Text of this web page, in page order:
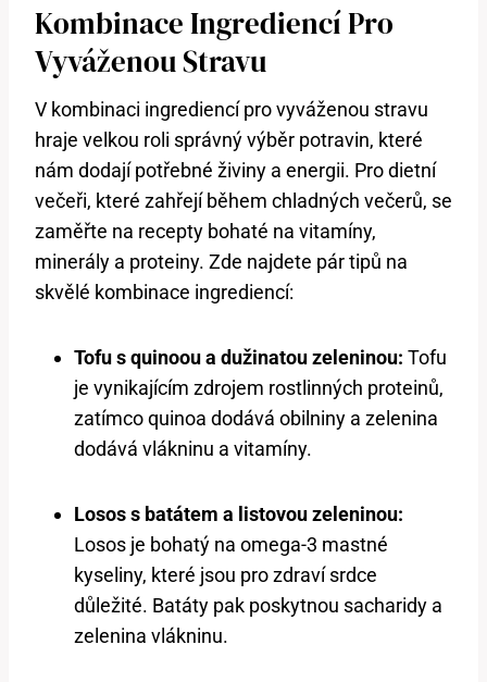
Kombinace Ingrediencí Pro
Vyváženou Stravu
V kombinaci ingrediencí pro vyváženou stravu
hraje velkou roli správný výběr potravin, které
nám dodají potřebné živiny a energii. Pro dietní
večeři, které zahřejí během chladných večerů, se
zaměřte na recepty bohaté na vitamíny,
minerály a proteiny. Zde najdete pár tipů na
skvělé kombinace ingrediencí:
Tofu s quinoou a dužinatou zeleninou: Tofu
je vynikajícím zdrojem rostlinných proteinů,
zatímco quinoa dodává obilniny a zelenina
dodává vlákninu a vitamíny.
Losos s batátem a listovou zeleninou:
Losos je bohatý na omega-3 mastné
kyseliny, které jsou pro zdraví srdce
důležité. Batáty pak poskytnou sacharidy a
zelenina vlákninu.